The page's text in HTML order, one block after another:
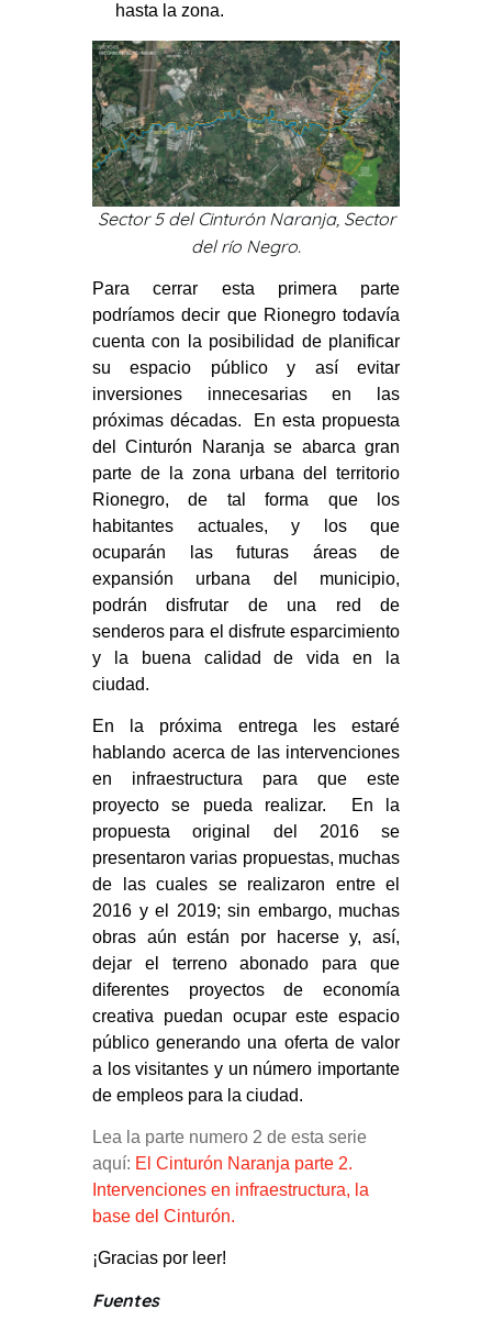
hasta la zona.
Sector 5 del Cinturón Naranja, Sector
del río Negro.
Para cerrar esta primera parte
podríamos decir que Rionegro todavía
cuenta con la posibilidad de planificar
su espacio público y así evitar
inversiones innecesarias en las
próximas décadas. En esta propuesta
del Cinturón Naranja se abarca gran
parte de la zona urbana del territorio
Rionegro, de tal forma que los
habitantes actuales, y los que
ocuparán las futuras áreas de
expansión urbana del municipio,
podrán disfrutar de una red de
senderos para el disfrute esparcimiento
y la buena calidad de vida en la
ciudad.
En la próxima entrega les estaré
hablando acerca de las intervenciones
en infraestructura para que este
proyecto se pueda realizar. En la
propuesta original del 2016 se
presentaron varias propuestas, muchas
de las cuales se realizaron entre el
2016 y el 2019; sin embargo, muchas
obras aún están por hacerse y, así,
dejar el terreno abonado para que
diferentes proyectos de economía
creativa puedan ocupar este espacio
público generando una oferta de valor
a los visitantes y un número importante
de empleos para la ciudad.
Lea la parte numero 2 de esta serie
aquí: El Cinturón Naranja parte 2.
Intervenciones en infraestructura, la
base del Cinturón.
¡Gracias por leer!
Fuentes